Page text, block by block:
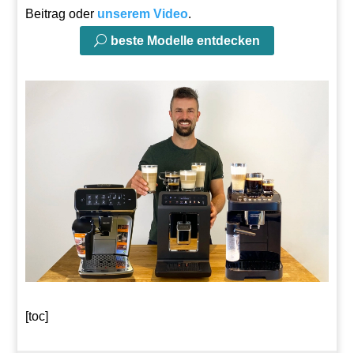
Beitrag oder unserem Video.
beste Modelle entdecken
[toc]